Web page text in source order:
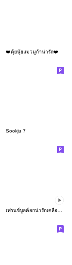
❤️ตุ้ยนุ้ยแมวมูก้าน่ารัก❤️
Sookju 7
เฟรนช์บูลด็อกน่ารักเคลื่อนไหว